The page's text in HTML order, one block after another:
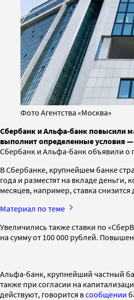
Фото Агентства «Москва»
Сбербанк и Альфа-банк повысили
выполнит определенные условия —
Сбербанк и Альфа-банк объявили о
В Сбербанке, крупнейшем банке
года и разместят на вкладе
месяцев, например, ставка
Материал по теме
Увеличились также ставки по
на сумму от 100 000 рублей.
Альфа-банк, крупнейший частный
также при согласии на
действуют, говорится всообщении